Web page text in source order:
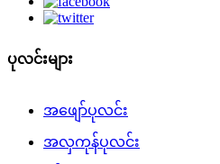
ပုလင်းများ
အဖျော်ပုလင်း
အလှကုန်ပုလင်း